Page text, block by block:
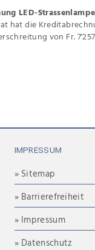
LED-
hat die
von Fr.
IMPRESSUM
» Sitemap
» Barrierefreiheit
» Impressum
» Datenschutz